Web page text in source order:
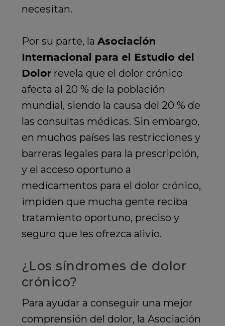
necesitan.
Por su parte, la Asociación
Internacional para el Estudio del
Dolorrevela que el dolor crónico
afecta al 20 % de la población
mundial, siendo la causa del 20 % de
las consultas médicas. Sin embargo,
en muchos países las restricciones y
barreras legales para la prescripción,
y el acceso oportuno a
medicamentos para el dolor crónico,
impiden que mucha gente reciba
tratamiento oportuno, preciso y
seguro que les ofrezca alivio.
¿Los síndromes de dolor
crónico?
Para ayudar a conseguir una mejor
comprensión del dolor, la Asociación